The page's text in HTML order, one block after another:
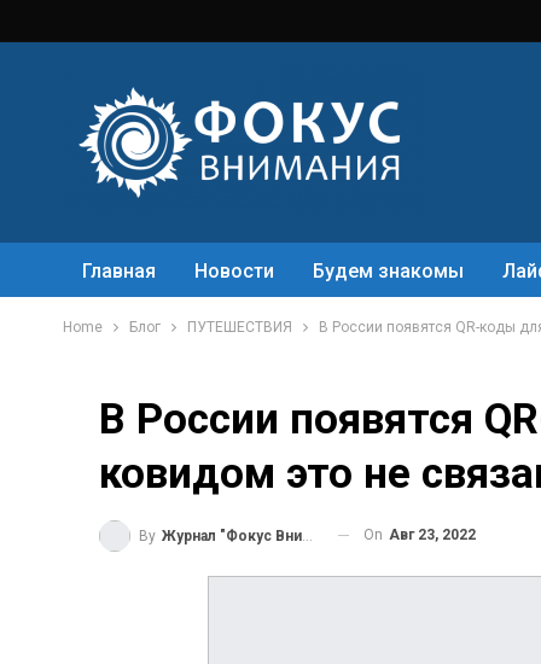
Главная Новости Будем знакомы
Home Блог ПУТЕШЕСТВИЯ В России появятся QR-коды
В России появятся
ковидом это не
By Журнал "Фокус Внимания" On Авг 23, 2022